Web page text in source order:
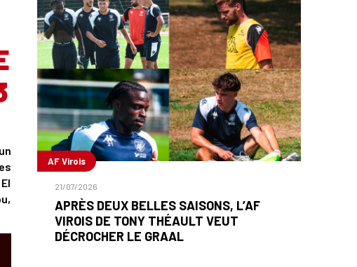
AF Virois
21/07/2026
APRÈS DEUX BELLES SAISONS, L’AF
VIROIS DE TONY THÉAULT VEUT
DÉCROCHER LE GRAAL